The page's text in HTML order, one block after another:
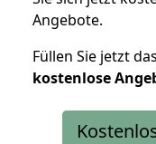
Angebote.
Füllen Sie jetzt
kostenlose